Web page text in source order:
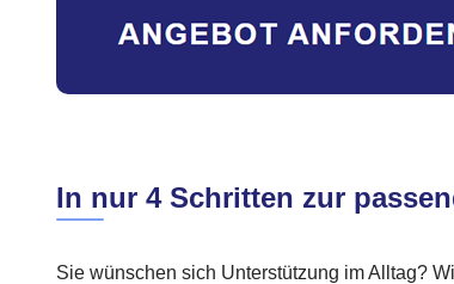
In nur 4 Schritten zur
Sie wünschen sich Unterstützung im Alltag?